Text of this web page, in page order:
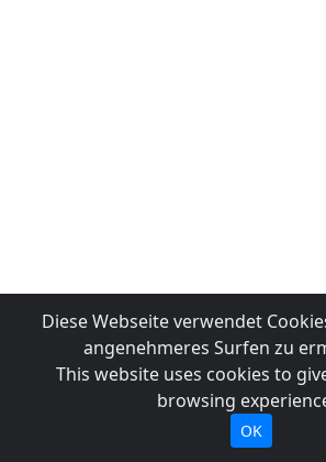
Diese Webseite verwendet
angenehmeres Surfen zu
This website uses cookies to
browsing
OK